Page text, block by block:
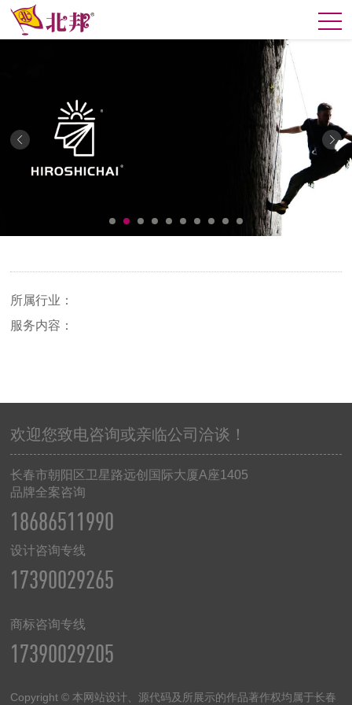
所属行业：
服务内容：
欢迎您致电咨询或亲临公司洽谈！
长春市朝阳区卫星路远创国际大厦A座1405
品牌全案咨询
18686511990
设计咨询专线
17390029265
商标咨询专线
17390029205
Copyright © 本网站设计、源代码及所展示的作品著作权均属于长春